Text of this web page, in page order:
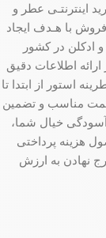
اینترنتـی عطر و
بیش از 20 سال سابقه فروش با هـدف ایجاد
ادکلن در کشور
اطلاعات دقیق
استور از ابتدا تا
مناسب و تضمین
آسودگی خیال شما،
هزینه پرداختی
نهادن به ارزش